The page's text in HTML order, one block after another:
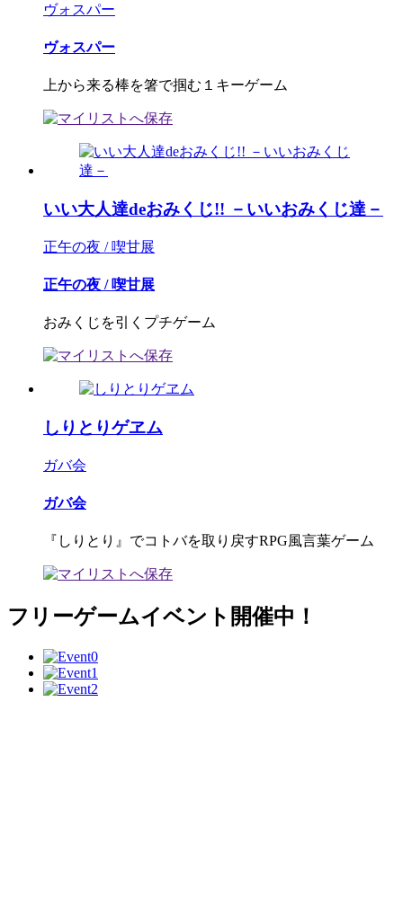
ヴォスパー
ヴォスパー
上から来る棒を箸で掴む１キーゲーム
いい大人達deおみくじ!! －いいおみくじ達－
正午の夜 / 喫甘展
正午の夜 / 喫甘展
おみくじを引くプチゲーム
しりとりゲヱム
ガバ会
ガバ会
『しりとり』でコトバを取り戻すRPG風言葉ゲーム
フリーゲームイベント開催中！